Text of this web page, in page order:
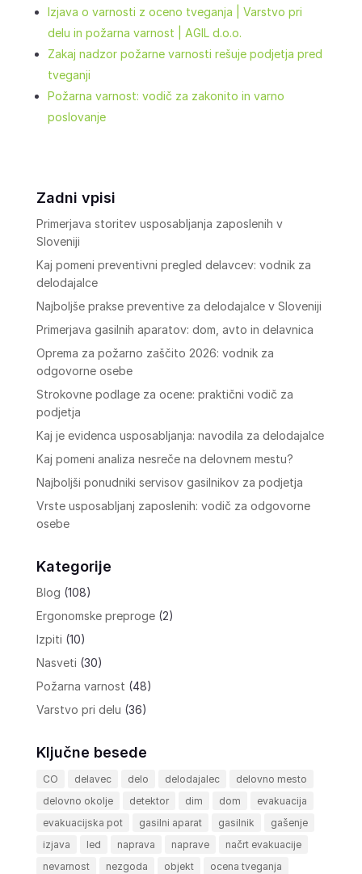
Izjava o varnosti z oceno tveganja | Varstvo pri
delu in požarna varnost | AGIL d.o.o.
Zakaj nadzor požarne varnosti rešuje podjetja pred
tveganji
Požarna varnost: vodič za zakonito in varno
poslovanje
Zadni vpisi
Primerjava storitev usposabljanja zaposlenih v
Sloveniji
Kaj pomeni preventivni pregled delavcev: vodnik za
delodajalce
Najboljše prakse preventive za delodajalce v Sloveniji
Primerjava gasilnih aparatov: dom, avto in delavnica
Oprema za požarno zaščito 2026: vodnik za
odgovorne osebe
Strokovne podlage za ocene: praktični vodič za
podjetja
Kaj je evidenca usposabljanja: navodila za delodajalce
Kaj pomeni analiza nesreče na delovnem mestu?
Najboljši ponudniki servisov gasilnikov za podjetja
Vrste usposabljanj zaposlenih: vodič za odgovorne
osebe
Kategorije
Blog (108)
Ergonomske preproge(2)
Izpiti (10)
Nasveti (30)
Požarna varnost (48)
Varstvo pri delu (36)
Ključne besede
CO delavec delo delodajalec
delovno mesto
delovno okolje
detektor dim dom
evakuacija
evakuacijska pot
gasilni aparat gasilnik
gašenje
izjava
led naprava naprave
načrt evakuacije
nevarnost
nezgoda objekt
ocena tveganja